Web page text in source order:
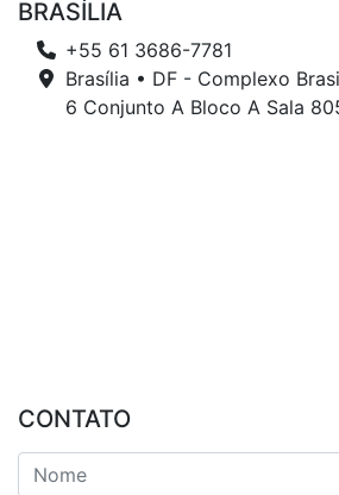
BRASÍLIA
+55 61 3686-7781
Brasília • DF - Complexo
6 Conjunto A Bloco A Sala
CONTATO